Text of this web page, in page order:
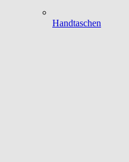
Handtaschen